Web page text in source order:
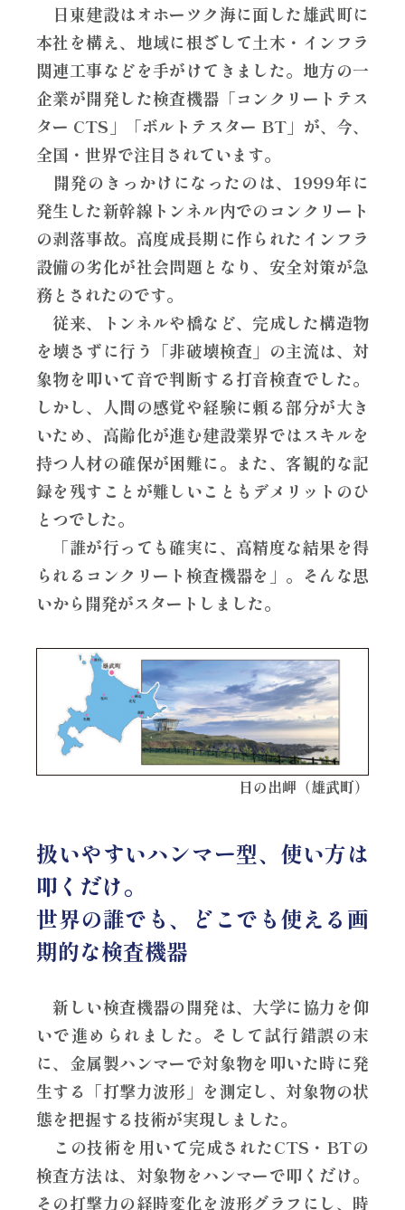
日東建設はオホーツク海に面した雄武町に
本社を構え、地域に根ざして土木・インフラ
関連工事などを手がけてきました。地方の一
企業が開発した検査機器「コンクリートテス
ター CTS」「ボルトテスター BT」が、今、
全国・世界で注目されています。
開発のきっかけになったのは、1999年に
発生した新幹線トンネル内でのコンクリート
の剥落事故。高度成長期に作られたインフラ
設備の劣化が社会問題となり、安全対策が急
務とされたのです。
従来、トンネルや橋など、完成した構造物
を壊さずに行う「非破壊検査」の主流は、対
象物を叩いて音で判断する打音検査でした。
しかし、人間の感覚や経験に頼る部分が大き
いため、高齢化が進む建設業界ではスキルを
持つ人材の確保が困難に。また、客観的な記
録を残すことが難しいこともデメリットのひ
とつでした。
「誰が行っても確実に、高精度な結果を得
られるコンクリート検査機器を」。そんな思
いから開発がスタートしました。
日の出岬（雄武町）
扱いやすいハンマー型、使い方は
叩くだけ。
世界の誰でも、どこでも使える画
期的な検査機器
新しい検査機器の開発は、大学に協力を仰
いで進められました。そして試行錯誤の末
に、金属製ハンマーで対象物を叩いた時に発
生する「打撃力波形」を測定し、対象物の状
態を把握する技術が実現しました。
この技術を用いて完成されたCTS・BTの
検査方法は、対象物をハンマーで叩くだけ。
その打撃力の経時変化を波形グラフにし、時